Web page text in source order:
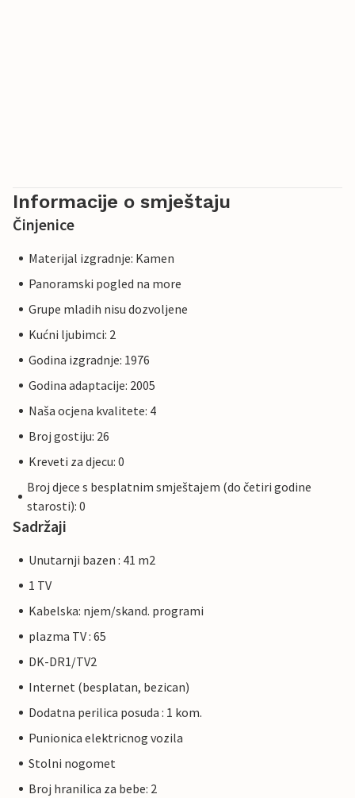
Informacije o smještaju
Činjenice
Materijal izgradnje: Kamen
Panoramski pogled na more
Grupe mladih nisu dozvoljene
Kućni ljubimci: 2
Godina izgradnje: 1976
Godina adaptacije: 2005
Naša ocjena kvalitete: 4
Broj gostiju: 26
Kreveti za djecu: 0
Broj djece s besplatnim smještajem (do četiri godine
starosti): 0
Sadržaji
Unutarnji bazen : 41 m2
1 TV
Kabelska: njem/skand. programi
plazma TV : 65
DK-DR1/TV2
Internet (besplatan, bezican)
Dodatna perilica posuda : 1 kom.
Punionica elektricnog vozila
Stolni nogomet
Broj hranilica za bebe: 2